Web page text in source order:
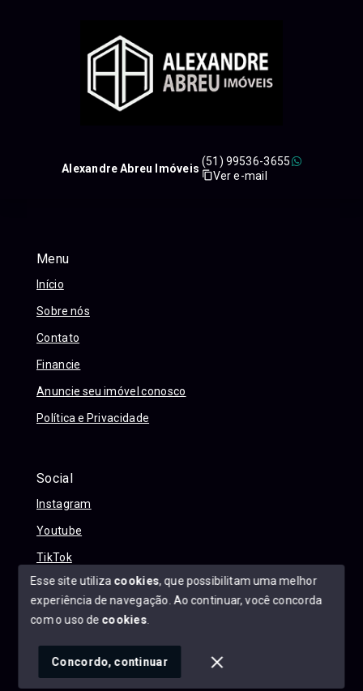
Menu
Início
Sobre nós
Contato
Financie
Anuncie seu imóvel conosco
Política e Privacidade
Social
Instagram
Youtube
TikTok
© Copyright 2026 - Alexandre Abreu Imóveis - Todos os
SITE PARA IMOBILIARIA
Alexandre Abreu Imóveis
(51) 99536-3655
Ver e-mail
Esse site utiliza cookies, que possibilitam uma melhor
experiência de navegação. Ao continuar, você concorda
com o uso de cookies
Concordo, continuar